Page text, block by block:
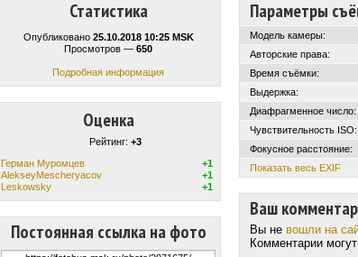
Статистика
Опубликовано 25.10.2018 10:25 MSK
Просмотров — 650
Подробная информация
Оценка
Рейтинг: +3
Герман Муромцев
+1
AlekseyMescheryacov
+1
Leskowsky
+1
Постоянная ссылка на фото
Параметры
Модель камеры:
Авторские права:
Время съёмки:
Выдержка:
Диафрагменное число:
Чувствительность ISO:
Фокусное расстояние:
Показать весь EXIF
Ваш
Вы не вошли на
Комментарии